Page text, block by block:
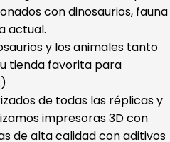
con dinosaurios, fauna
actual.
y los animales tanto
tienda favorita para
de todas las réplicas y
impresoras 3D con
de alta calidad con aditivos